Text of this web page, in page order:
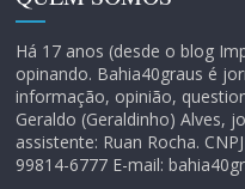
Há 17 anos (desde o blog
opinando. Bahia40graus é
informação, opinião,
Geraldo (Geraldinho) Alves,
assistente: Ruan Rocha.
99814-6777 E-mail: